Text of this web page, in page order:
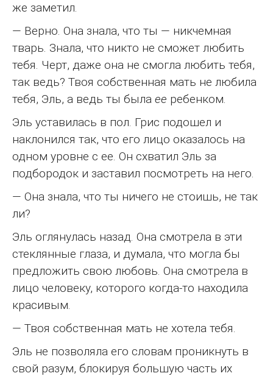
же заметил.
— Верно. Она знала, что ты — никчемная
тварь. Знала, что никто не сможет любить
тебя. Черт, даже она не смогла любить тебя,
так ведь? Твоя собственная мать не любила
тебя, Эль, а ведь ты была ее ребенком.
Эль уставилась в пол. Грис подошел и
наклонился так, что его лицо оказалось на
одном уровне с ее. Он схватил Эль за
подбородок и заставил посмотреть на него.
— Она знала, что ты ничего не стоишь, не так
ли?
Эль оглянулась назад. Она смотрела в эти
стеклянные глаза, и думала, что могла бы
предложить свою любовь. Она смотрела в
лицо человеку, которого когда-то находила
красивым.
— Твоя собственная мать не хотела тебя.
Эль не позволяла его словам проникнуть в
свой разум, блокируя большую часть их